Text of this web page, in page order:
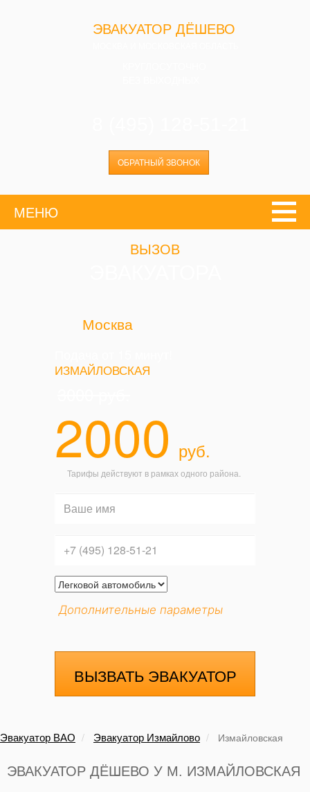
ЭВАКУАТОР ДЁШЕВО
ОБРАТНЫЙ ЗВОНОК
МЕНЮ
ВЫЗОВ
Москва
ИЗМАЙЛОВСКАЯ
2000 руб.
Тарифы действуют в рамках одного района.
Дополнительные параметры
ВЫЗВАТЬ ЭВАКУАТОР
Эвакуатор ВАО Эвакуатор Измайлово Измайловская
ЭВАКУАТОР ДЁШЕВО У М. ИЗМАЙЛОВСКАЯ